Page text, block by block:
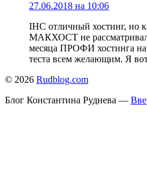
27.06.2018 на 10:06
IHC отличный хостинг, но
МАКХОСТ не
месяца ПРОФИ хостинга на
теста всем желающим. Я
© 2026 Rudblog.com
Блог Константина Руднева —